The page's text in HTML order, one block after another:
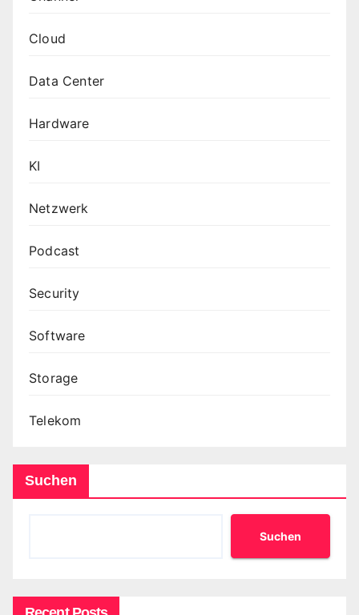
Cloud
Data Center
Hardware
KI
Netzwerk
Podcast
Security
Software
Storage
Telekom
Suchen
Suchen